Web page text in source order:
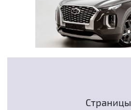
Страницы